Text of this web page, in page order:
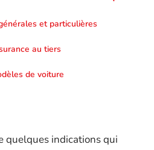
et particulières
au tiers
de voiture
quelques indications qui